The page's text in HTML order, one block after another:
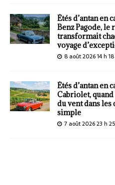
Étés d’antan en
Benz Pagode,
transformait
voyage
8 août 2026 14 h
Étés d’antan en
Cabriolet, quand
du vent dans les
simple
7 août 2026 23 h